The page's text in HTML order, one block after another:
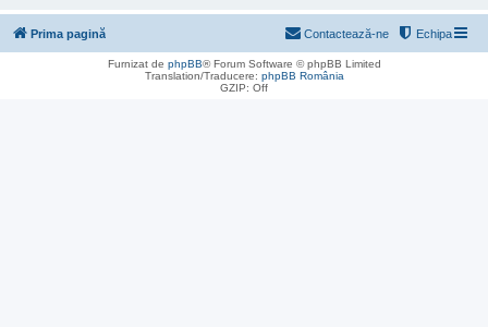
Prima pagină Echipa
Contactează-ne
Furnizat de phpBB® Forum Software © phpBB Limited
Translation/Traducere: phpBB România
GZIP: Off